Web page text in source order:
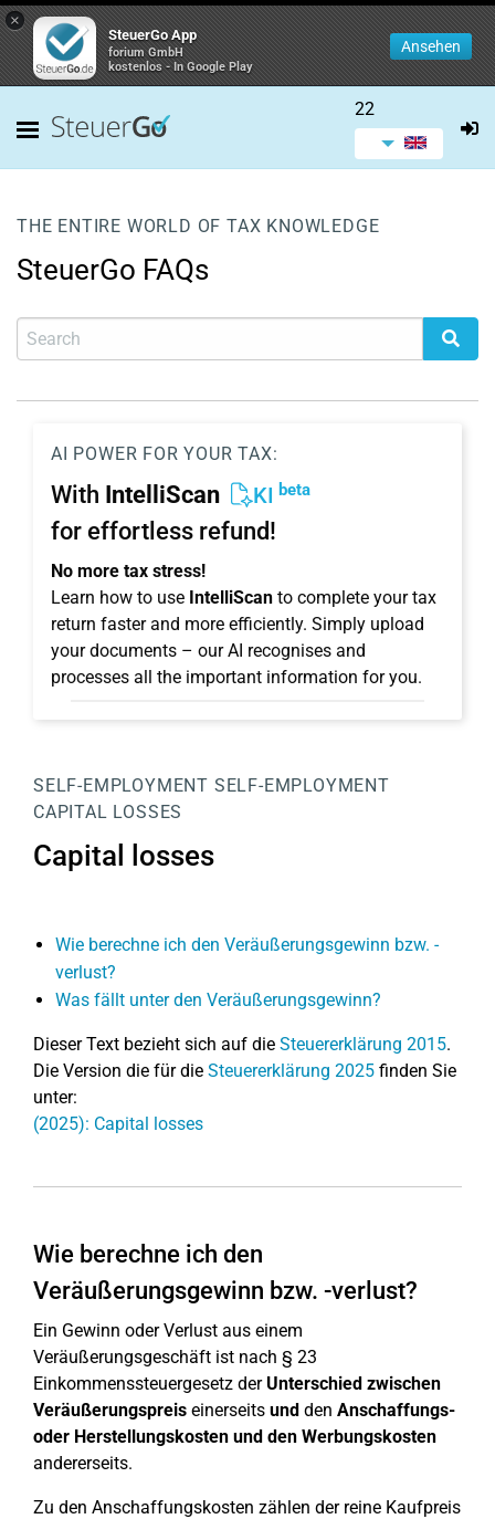
×
SteuerGo App
forium GmbH
kostenlos - In Google Play
Ansehen
22
THE ENTIRE WORLD OF TAX KNOWLEDGE
SteuerGo FAQs
AI POWER FOR YOUR TAX:
With IntelliScan KI beta
for effortless refund!
No more tax stress!
Learn how to use IntelliScan to complete your tax
return faster and more efficiently. Simply upload
your documents – our AI recognises and
processes all the important information for you.
SELF-EMPLOYMENT SELF-EMPLOYMENT
CAPITAL LOSSES
Capital losses
Wie berechne ich den Veräußerungsgewinn bzw. -
verlust?
Was fällt unter den Veräußerungsgewinn?
Dieser Text bezieht sich auf die Steuererklärung 2015.
Die Version die für die Steuererklärung 2025 finden Sie
unter:
(2025): Capital losses
Wie berechne ich den
Veräußerungsgewinn bzw. -verlust?
Ein Gewinn oder Verlust aus einem
Veräußerungsgeschäft ist nach § 23
Einkommenssteuergesetz derUnterschied zwischen
Veräußerungspreis einerseits und den Anschaffungs-
oder Herstellungskosten und den Werbungskosten
andererseits.
Zu den Anschaffungskosten zählen der reine Kaufpreis